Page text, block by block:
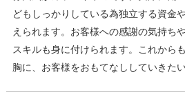
どもしっかりしている為独立する資金
えられます。お客様への感謝の気持ち
スキルも身に付けられます。これから
胸に、お客様をおもてなししていきたい